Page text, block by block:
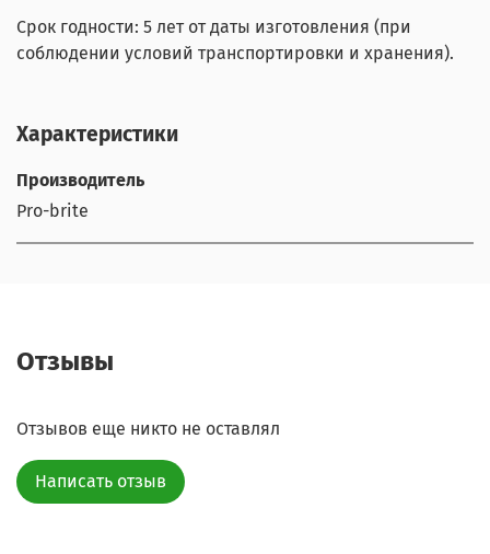
Срок годности: 5 лет от даты изготовления (при
соблюдении условий транспортировки и хранения).
Характеристики
Производитель
Pro-brite
Отзывы
Отзывов еще никто не оставлял
Написать отзыв